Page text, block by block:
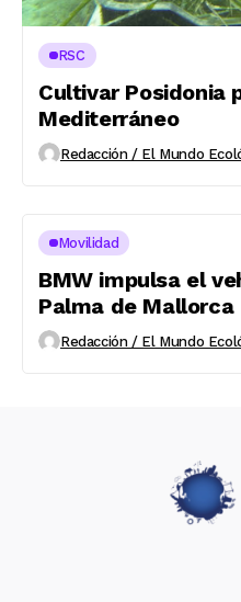
RSC
Cultivar Posidonia
Mediterráneo
Redacción / El Mundo
Movilidad
BMW impulsa el
Palma de Mallorca
Redacción / El Mundo